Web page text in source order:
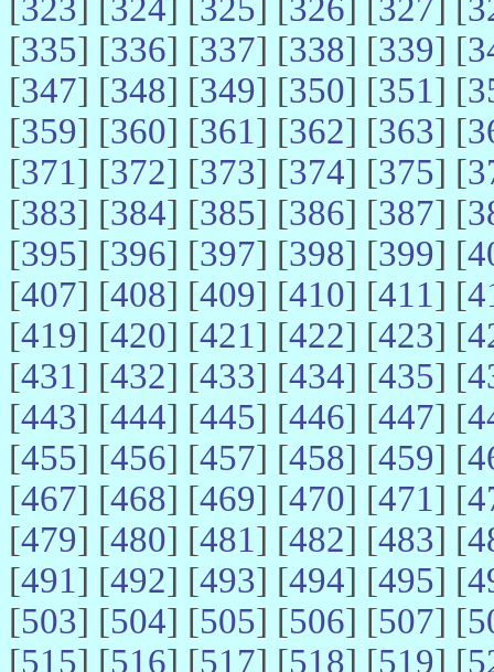
[323] [324] [325] [326] [327] [
[335] [336] [337] [338] [339] [
[347] [348] [349] [350] [351] [
[359] [360] [361] [362] [363] [
[371] [372] [373] [374] [375] [
[383] [384] [385] [386] [387] [
[395] [396] [397] [398] [399] [
[407] [408] [409] [410] [411] [
[419] [420] [421] [422] [423] [
[431] [432] [433] [434] [435] [
[443] [444] [445] [446] [447] [
[455] [456] [457] [458] [459] [
[467] [468] [469] [470] [471] [
[479] [480] [481] [482] [483] [
[491] [492] [493] [494] [495] [
[503] [504] [505] [506] [507] [
[515] [516] [517] [518] [519] [